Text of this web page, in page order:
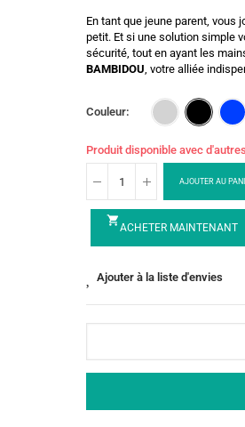
En tant que jeune parent, vous
petit. Et si une solution simple
sécurité, tout en ayant les
BAMBIDOU, votre alliée
Couleur
Produit disponible avec
AJOUTER AU
shopping_cart
ACHETER MAINTENANT
Ajouter à la liste d'envies